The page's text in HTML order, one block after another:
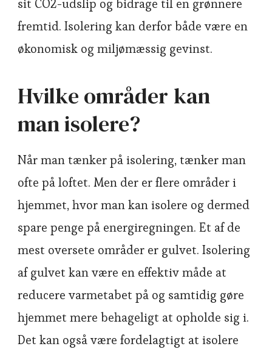
sit CO2-udslip og bidrage til en grønnere
fremtid. Isolering kan derfor både være en
økonomisk og miljømæssig gevinst.
Hvilke områder kan
man isolere?
Når man tænker på isolering, tænker man
ofte på loftet. Men der er flere områder i
hjemmet, hvor man kan isolere og dermed
spare penge på energiregningen. Et af de
mest oversete områder er gulvet. Isolering
af gulvet kan være en effektiv måde at
reducere varmetabet på og samtidig gøre
hjemmet mere behageligt at opholde sig i.
Det kan også være fordelagtigt at isolere